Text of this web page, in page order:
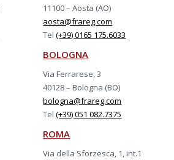
11100 – Aosta (AO)
aosta@frareg.com
Tel(+39) 0165 175.6033
BOLOGNA
Via Ferrarese, 3
40128 – Bologna (BO)
bologna@frareg.com
Tel(+39) 051 082.7375
ROMA
Via della Sforzesca, 1, int.1